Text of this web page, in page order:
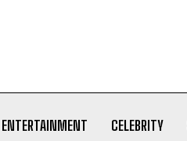
ENTERTAINMENT CELEBRITY